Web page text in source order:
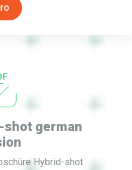
german
Hybrid-shot